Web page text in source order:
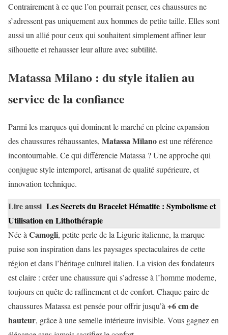
Contrairement à ce que l’on pourrait penser, ces chaussures ne
s’adressent pas uniquement aux hommes de petite taille. Elles sont
aussi un allié pour ceux qui souhaitent simplement affiner leur
silhouette et rehausser leur allure avec subtilité.
Matassa Milano : du style italien au
service de la confiance
Parmi les marques qui dominent le marché en pleine expansion
des chaussures réhaussantes, Matassa Milanoest une référence
incontournable. Ce qui différencie Matassa ? Une approche qui
conjugue style intemporel, artisanat de qualité supérieure, et
innovation technique.
Lire aussi Les Secrets du Bracelet Hématite : Symbolisme et
Utilisation en Lithothérapie
Née à Camogli, petite perle de la Ligurie italienne, la marque
puise son inspiration dans les paysages spectaculaires de cette
région et dans l’héritage culturel italien. La vision des fondateurs
est claire : créer une chaussure qui s’adresse à l’homme moderne,
toujours en quête de raffinement et de confort. Chaque paire de
chaussures Matassa est pensée pour offrir jusqu’à +6 cm de
hauteur, grâce à une semelle intérieure invisible. Vous gagnez en